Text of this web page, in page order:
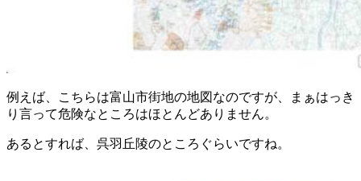
例えば、こちらは富山市街地の地図なのですが、まぁはっき
り言って危険なところはほとんどありません。
あるとすれば、呉羽丘陵のところぐらいですね。